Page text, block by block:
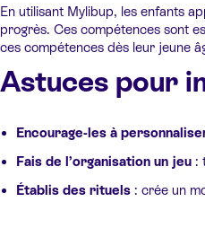
En utilisant Mylibup, les enfants
progrès. Ces compétences sont
ces compétences dès leur jeune
Astuces pour
Encourage-les à
Fais de l’organisation un jeu :
Établis des rituels : crée un